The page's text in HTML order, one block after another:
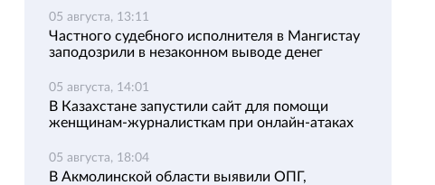
05 августа, 13:11
Частного судебного исполнителя в Мангистау
заподозрили в незаконном выводе денег
05 августа, 14:01
В Казахстане запустили сайт для помощи
женщинам-журналисткам при онлайн-атаках
05 августа, 18:04
В Акмолинской области выявили ОПГ,